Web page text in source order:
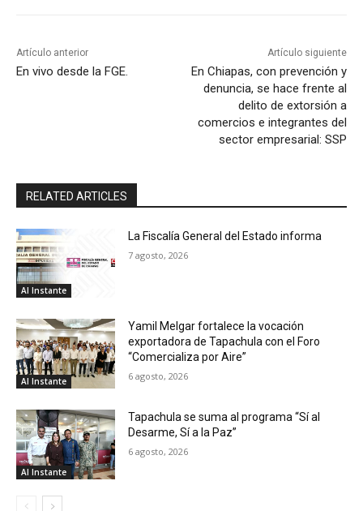
Artículo anterior
En vivo desde la FGE.
Artículo siguiente
En Chiapas, con prevención y
denuncia, se hace frente al
delito de extorsión a
comercios e integrantes del
sector empresarial: SSP
RELATED ARTICLES
Al Instante
La Fiscalía General del Estado informa
7 agosto, 2026
Al Instante
Yamil Melgar fortalece la vocación
exportadora de Tapachula con el Foro
“Comercializa por Aire”
6 agosto, 2026
Al Instante
Tapachula se suma al programa “Sí al
Desarme, Sí a la Paz”
6 agosto, 2026